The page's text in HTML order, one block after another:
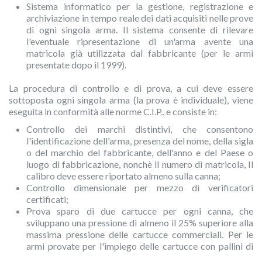
Sistema informatico per la gestione, registrazione e
archiviazione in tempo reale dei dati acquisiti nelle prove
di ogni singola arma. Il sistema consente di rilevare
l'eventuale ripresentazione di un'arma avente una
matricola già utilizzata dal fabbricante (per le armi
presentate dopo il 1999).
La procedura di controllo e di prova, a cui deve essere
sottoposta ogni singola arma (la prova è individuale), viene
eseguita in conformità alle norme C.I.P., e consiste in:
Controllo dei marchi distintivi, che consentono
l'identificazione dell'arma, presenza del nome, della sigla
o del marchio del fabbricante, dell'anno e del Paese o
luogo di fabbricazione, nonchè il numero di matricola, Il
calibro deve essere riportato almeno sulla canna;
Controllo dimensionale per mezzo di verificatori
certificati;
Prova sparo di due cartucce per ogni canna, che
sviluppano una pressione di almeno il 25% superiore alla
massima pressione delle cartucce commerciali. Per le
armi provate per l'impiego delle cartucce con pallini di